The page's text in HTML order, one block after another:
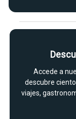
Accede a
descubre
viajes,